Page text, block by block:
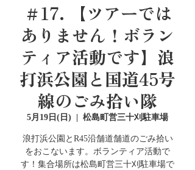
＃17. 【ツアーでは
ありません！ボラン
ティア活動です】浪
打浜公園と国道45号
線のごみ拾い隊
5月19日(日) 松島町営三十刈駐車場
浪打浜公園とR45沿舗道舗道のごみ拾い
をおこないます。ボランティア活動で
す！集合場所は松島町営三十刈駐車場で